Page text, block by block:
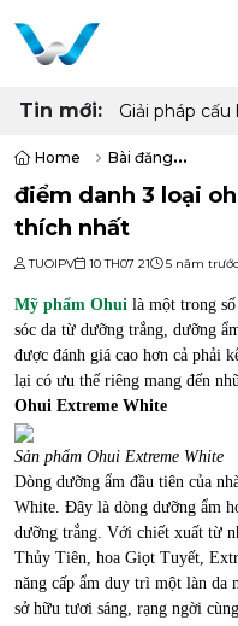
Tin mới:
Giải pháp
5700G,
Home
Bài đăng
điểm danh 3 loại ohui
điểm danh 3 loại
thích nhất
TUOIPV 10 TH07 21 5 năm trước
Mỹ phẩm Ohui là một trong
sóc da từ dưỡng trắng, dưỡng
được đánh giá cao hơn cả phải
lại có ưu thế riêng mang đến
Ohui Extreme White
Sản phẩm Ohui Extreme White
Dòng dưỡng ẩm đầu tiên của
White. Đây là dòng dưỡng ẩm
dưỡng trắng. Với chiết xuất từ
Thủy Tiên, hoa Giọt Tuyết,
năng cấp ẩm duy trì một làn da
sở hữu tươi sáng, rạng ngời